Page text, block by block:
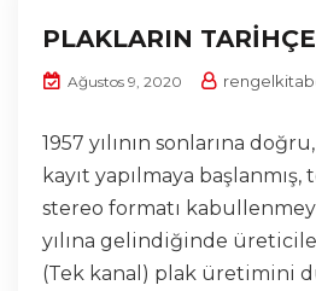
PLAKLARIN
Ağustos 9, 2020
1957 yılının sonlarına
kayıt yapılmaya
stereo formatı
yılına gelindiğinde
(Tek kanal) plak üretimini